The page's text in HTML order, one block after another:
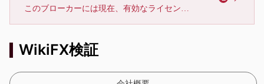
このブローカーには現在、有効なライセンスが確認されていません。リスクにご注意下さい！
WikiFX検証